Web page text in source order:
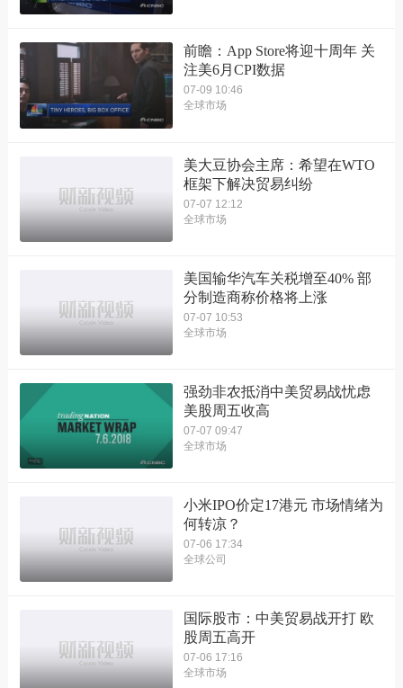
前瞻：App Store将迎十周年 关
注美6月CPI数据
07-09 10:46
全球市场
美大豆协会主席：希望在WTO
框架下解决贸易纠纷
07-07 12:12
全球市场
美国输华汽车关税增至40% 部
分制造商称价格将上涨
07-07 10:53
全球市场
强劲非农抵消中美贸易战忧虑
美股周五收高
07-07 09:47
全球市场
小米IPO价定17港元 市场情绪为
何转凉？
07-06 17:34
全球公司
国际股市：中美贸易战开打 欧
股周五高开
07-06 17:16
全球市场